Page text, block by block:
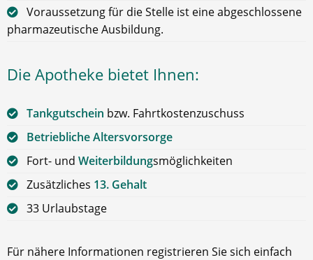
Voraussetzung für die Stelle ist eine abgeschlossene
pharmazeutische Ausbildung.
Die Apotheke bietet Ihnen:
Tankgutschein bzw. Fahrtkostenzuschuss
Betriebliche Altersvorsorge
Fort- und Weiterbildungsmöglichkeiten
Zusätzliches 13. Gehalt
33 Urlaubstage
Für nähere Informationen registrieren Sie sich einfach